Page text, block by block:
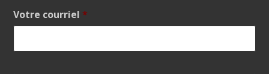
Votre courriel *